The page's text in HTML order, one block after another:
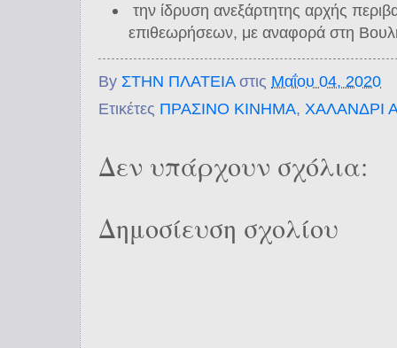
την ίδρυση ανεξάρτητης αρχής
επιθεωρήσεων, με αναφορά στη
By ΣΤΗΝ ΠΛΑΤΕΙΑ στις Μαΐου 04, 2020
Ετικέτες ΠΡΑΣΙΝΟ ΚΙΝΗΜΑ, ΧΑΛΑΝΔΡΙ
Δεν υπάρχουν σχόλια:
Δημοσίευση σχολίου